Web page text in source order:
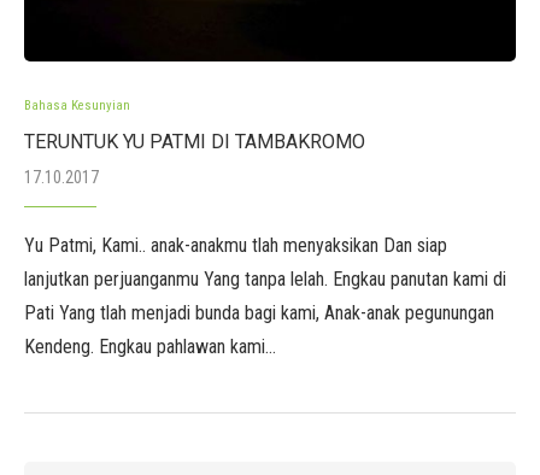
Bahasa Kesunyian
TERUNTUK YU PATMI DI TAMBAKROMO
17.10.2017
Yu Patmi, Kami.. anak-anakmu tlah menyaksikan Dan siap
lanjutkan perjuanganmu Yang tanpa lelah. Engkau panutan kami di
Pati Yang tlah menjadi bunda bagi kami, Anak-anak pegunungan
Kendeng. Engkau pahlawan kami…